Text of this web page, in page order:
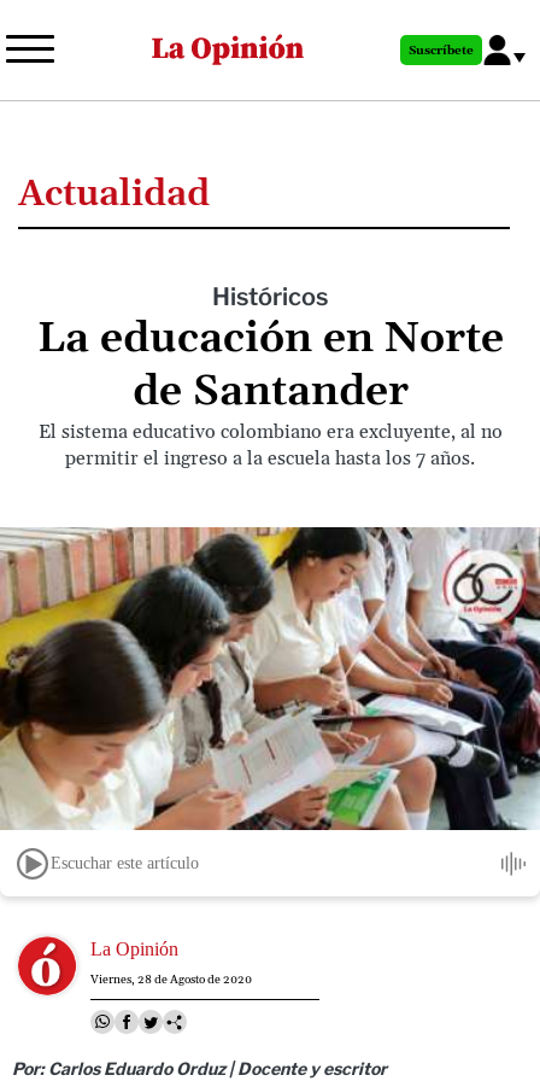
al
principal
Suscríbete
Actualidad
Históricos
La educación en Norte
de Santander
El sistema educativo colombiano era excluyente, al no
permitir el ingreso a la escuela hasta los 7 años.
Escuchar este artículo
Image La Opinión
Viernes, 28 de Agosto de 2020
Por: Carlos Eduardo Orduz | Docente y escritor